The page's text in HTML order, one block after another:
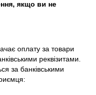
якщо ви не
оплату за товари
реквізитами.
за банківськими